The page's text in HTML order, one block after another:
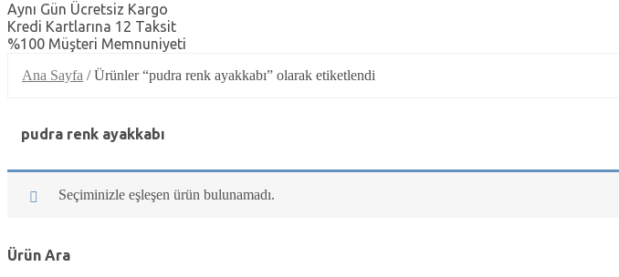
Aynı Gün Ücretsiz Kargo
Kredi Kartlarına 12 Taksit
%100 Müşteri Memnuniyeti
Ana Sayfa / Ürünler “pudra renk ayakkabı” olarak etiketlendi
pudra renk ayakkabı
Seçiminizle eşleşen ürün bulunamadı.
Ürün Ara